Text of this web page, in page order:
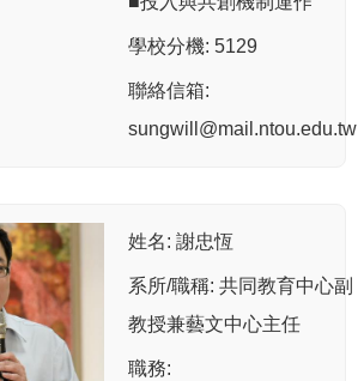
學校分機: 5129
聯絡信箱:
sungwill@mail.ntou.edu.tw
姓名: 謝忠恆
系所/職稱: 共同教育中心副
教授兼藝文中心主任
職務: